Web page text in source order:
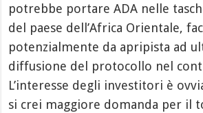
potrebbe portare ADA nelle
del paese dell’Africa Orientale,
potenzialmente da apripista ad
diffusione del protocollo nel
L’interesse degli investitori è
si crei maggiore domanda per il